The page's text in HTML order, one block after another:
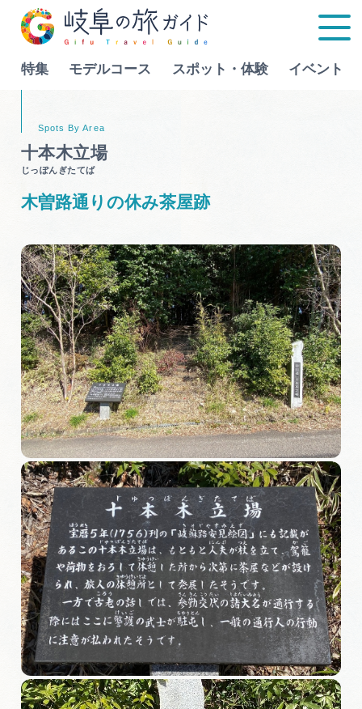
特集 モデルコース スポット・体験 イベント
スポット・体験
イベント
グルメ
旅の予約
アクセス
インフォメーション
ぎふ旅レポーター記事
早わかり岐阜
買い物・お土産
体験予約サイト「ＶＩＳＩＴ岐阜県」
岐阜県アウトドア観光キャンペーン
Language
行きたいリストを見る
十本木立場
じっぽんぎたてば
木曽路通りの休み茶屋跡